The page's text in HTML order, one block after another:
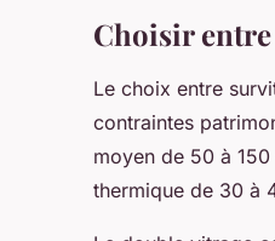
Choisir
Le choix entre
contraintes
moyen de 50 à
thermique de 30 à